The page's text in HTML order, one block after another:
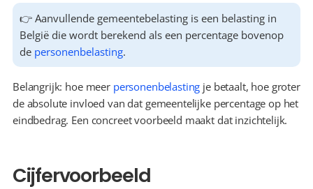
👉 Aanvullende gemeentebelasting is een belasting in
België die wordt berekend als een percentage bovenop
de personenbelasting.
Belangrijk: hoe meer personenbelasting je betaalt, hoe groter
de absolute invloed van dat gemeentelijke percentage op het
eindbedrag. Een concreet voorbeeld maakt dat inzichtelijk.
Cijfervoorbeeld